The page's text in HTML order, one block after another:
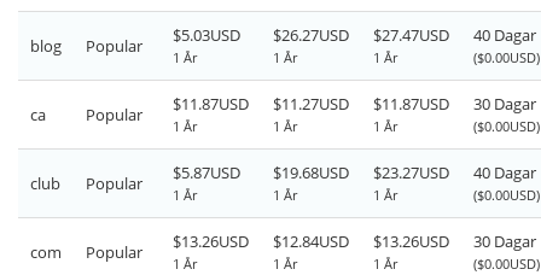
blog Popular $5.03USD
1 År
$26.27USD
1 År
$27.47USD
1 År
40 Dagar
($0.00USD)
ca Popular $11.87USD
1 År
$11.27USD
1 År
$11.87USD
1 År
30 Dagar
($0.00USD)
club Popular $5.87USD
1 År
$19.68USD
1 År
$23.27USD
1 År
40 Dagar
($0.00USD)
com Popular $13.26USD
1 År
$12.84USD
1 År
$13.26USD
1 År
30 Dagar
($0.00USD)